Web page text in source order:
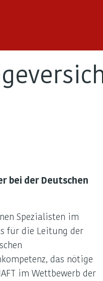
bei der Deutschen
Spezialisten im
für die Leitung der
das nötige
im Wettbewerb der